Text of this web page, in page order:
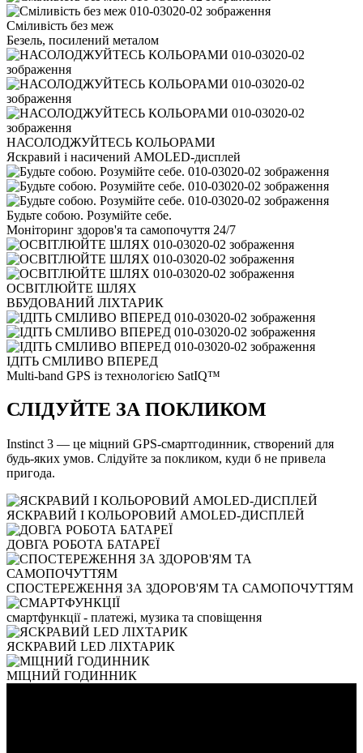
Сміливість без меж
Безель, посилений металом
НАСОЛОДЖУЙТЕСЬ КОЛЬОРАМИ
Яскравий і насичений AMOLED-дисплей
Будьте собою. Розумійте себе.
Моніторинг здоров'я та самопочуття 24/7
ОСВІТЛЮЙТЕ ШЛЯХ
ВБУДОВАНИЙ ЛІХТАРИК
ІДІТЬ СМІЛИВО ВПЕРЕД
Multi-band GPS із технологією SatIQ™
СЛІДУЙТЕ ЗА ПОКЛИКОМ
Instinct 3 — це міцний GPS-смартгодинник, створений для
будь-яких умов. Слідуйте за покликом, куди б не привела
пригода.
ЯСКРАВИЙ І КОЛЬОРОВИЙ AMOLED-ДИСПЛЕЙ
ДОВГА РОБОТА БАТАРЕЇ
СПОСТЕРЕЖЕННЯ ЗА ЗДОРОВ'ЯМ ТА САМОПОЧУТТЯМ
смартфункції - платежі, музика та сповіщення
ЯСКРАВИЙ LED ЛІХТАРИК
МІЦНИЙ ГОДИННИК